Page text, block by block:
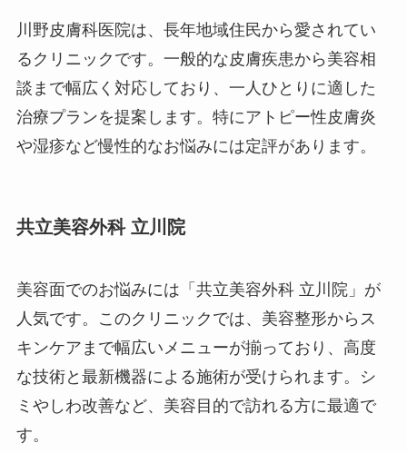
川野皮膚科医院は、長年地域住民から愛されてい
るクリニックです。一般的な皮膚疾患から美容相
談まで幅広く対応しており、一人ひとりに適した
治療プランを提案します。特にアトピー性皮膚炎
や湿疹など慢性的なお悩みには定評があります。
共立美容外科 立川院
美容面でのお悩みには「共立美容外科 立川院」が
人気です。このクリニックでは、美容整形からス
キンケアまで幅広いメニューが揃っており、高度
な技術と最新機器による施術が受けられます。シ
ミやしわ改善など、美容目的で訪れる方に最適で
す。